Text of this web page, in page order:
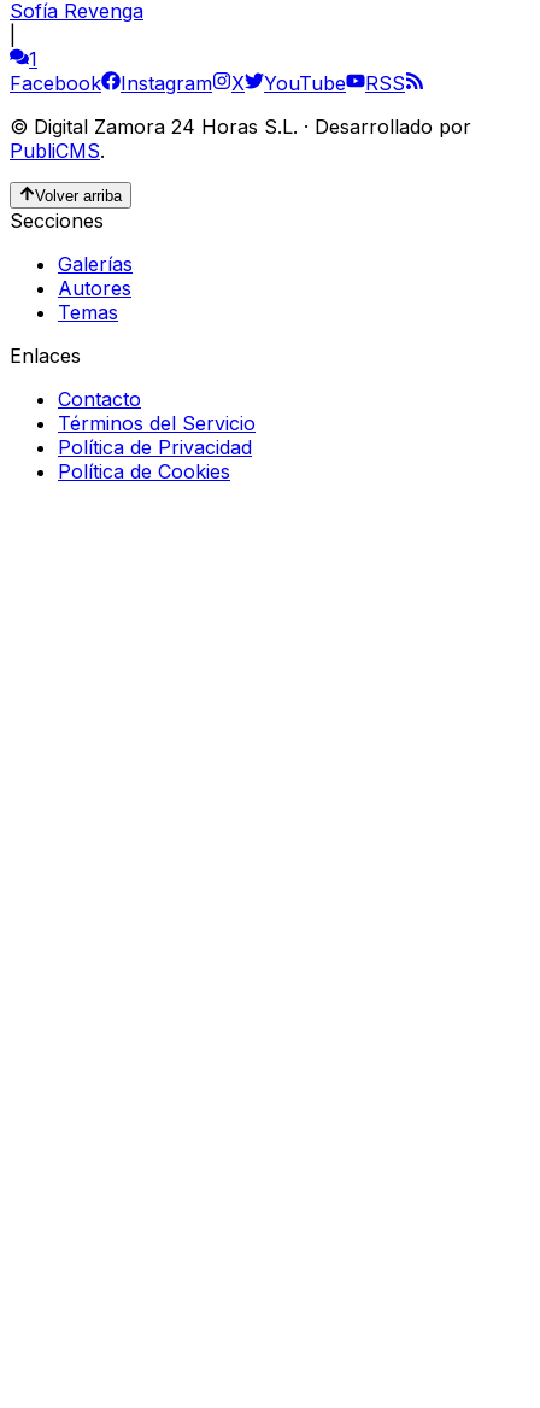
Sofía Revenga
1
Facebook
Instagram X YouTube
RSS
© Digital Zamora 24 Horas S.L. · Desarrollado por
PubliCMS.
Volver arriba
Secciones
Galerías
Autores
Temas
Enlaces
Contacto
Términos del Servicio
Política de Privacidad
Política de Cookies